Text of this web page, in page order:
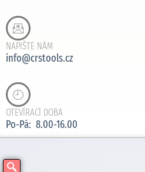
NAPIŠTE NÁM
info@crstools.cz
OTEVÍRACÍ DOBA
Po-Pá: 8.00-16.00